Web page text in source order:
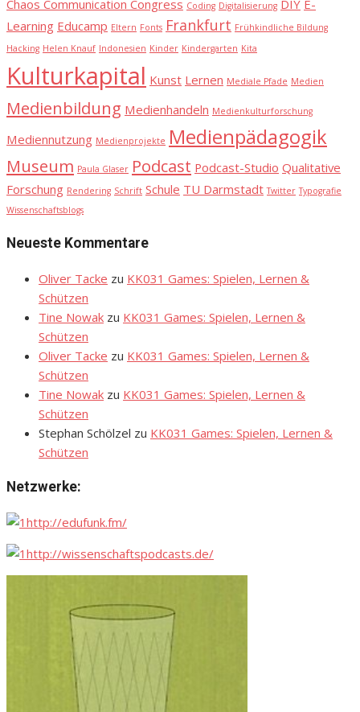
Chaos Communication Congress Coding Digitalisierung DIY E-
Learning Educamp Eltern Fonts Frankfurt Frühkindliche Bildung
Hacking Helen Knauf Indonesien Kinder Kindergarten Kita
Kulturkapital Kunst Lernen Mediale Pfade Medien
Medienbildung Medienhandeln Medienkulturforschung
Mediennutzung Medienprojekte Medienpädagogik
Museum Paula Glaser Podcast Podcast-Studio Qualitative
Forschung Rendering Schrift Schule TU Darmstadt Twitter Typografie
Wissenschaftsblogs
Neueste Kommentare
Oliver Tacke zu KK031 Games: Spielen, Lernen &
Schützen
Tine Nowak zu KK031 Games: Spielen, Lernen &
Schützen
Oliver Tacke zu KK031 Games: Spielen, Lernen &
Schützen
Tine Nowak zu KK031 Games: Spielen, Lernen &
Schützen
Stephan Schölzel zu KK031 Games: Spielen, Lernen &
Schützen
Netzwerke:
http://edufunk.fm/
http://wissenschaftspodcasts.de/